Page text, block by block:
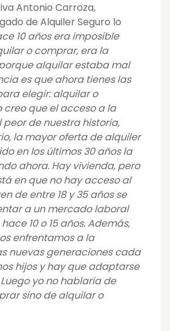
Antonio Carroza,
de Alquiler Seguro lo
10 años era imposible
o comprar, era la
alquilar estaba mal
es que ahora tienes las
elegir: alquilar o
creo que el acceso a la
peor de nuestra historia,
la mayor oferta de alquiler
en los últimos 30 años la
ahora. Hay vivienda, pero
en que no hay acceso al
de entre 18 y 35 años se
a un mercado laboral
10 o 15 años. Además,
enfrentamos a la
nuevas generaciones cada
hijos y hay que adaptarse
yo no hablaría de
sino de alquilar o